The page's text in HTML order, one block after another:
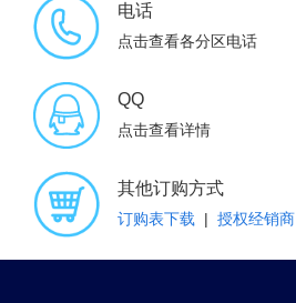
电话
点击查看各分区电话
QQ
点击查看详情
其他订购方式
订购表下载 | 授权经销商